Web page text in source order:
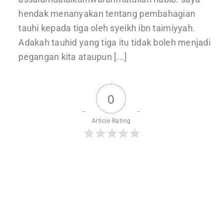
hendak menanyakan tentang pembahagian
tauhi kepada tiga oleh syeikh ibn taimiyyah.
Adakah tauhid yang tiga itu tidak boleh menjadi
pegangan kita ataupun [...]
0
Article Rating